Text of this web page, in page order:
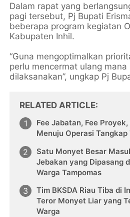
Dalam rapat yang
pagi tersebut, Pj Bupati
beberapa program kegiatan
Kabupaten Inhil.
“Guna mengoptimalkan
perlu mencermat ulang
dilaksanakan”, ungkap Pj
RELATED ARTICLE
Fee Jabatan, Fee
Menuju Operasi Tangkap
Satu Monyet Besar
Jebakan yang Dipasang
Warga Tampomas
Tim BKSDA Riau Tiba di
Teror Monyet Liar yang
Warga